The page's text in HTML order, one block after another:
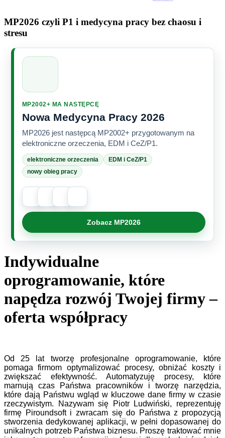
MP2026 czyli P1 i medycyna pracy bez chaosu i
stresu
MP2002+ MA NASTĘPCĘ
Nowa Medycyna Pracy 2026
MP2026 jest następcą MP2002+ przygotowanym na
elektroniczne orzeczenia, EDM i CeZ/P1.
elektroniczne orzeczenia
EDM i CeZ/P1
nowy obieg pracy
Zobacz MP2026
Indywidualne
oprogramowanie, które
napędza rozwój Twojej firmy –
oferta współpracy
Od 25 lat tworzę profesjonalne oprogramowanie, które
pomaga firmom optymalizować procesy, obniżać koszty i
zwiększać efektywność. Automatyzuję procesy, które
marnują czas Państwa pracowników i tworzę narzędzia,
które dają Państwu wgląd w kluczowe dane firmy w czasie
rzeczywistym. Nazywam się Piotr Ludwiński, reprezentuję
firmę Piroundsoft i zwracam się do Państwa z propozycją
stworzenia dedykowanej aplikacji, w pełni dopasowanej do
unikalnych potrzeb Państwa biznesu. Proszę traktować mnie